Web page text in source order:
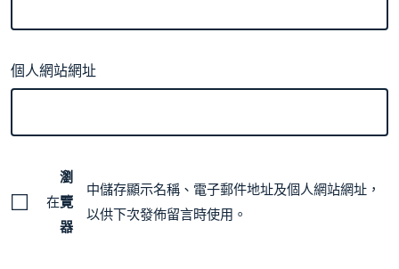
個人網站網址
在
瀏
覽
器
中儲存顯示名稱、電子郵件地址及個人網站網址，
以供下次發佈留言時使用。